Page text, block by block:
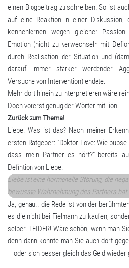
einen Blogbeitrag zu schreiben. So ist
auf eine Reaktion in einer
kennenlernen wegen gleicher
Emotion (nicht zu verwechseln mit
durch Realisation der Situation und
darauf immer stärker werdender
Versuche von Intervention) endete.
Mehr dort hinein zu interpretieren wäre
Doch vorerst genug der Wörter mit -ion.
Zurück zum Thema!
Liebe! Was ist das? Nach meiner
ersten Ratgeber: ”Doktor Love: Wie
dass mein Partner es hört?” bereits
Defintion von Liebe:
Liebe ist eine hormonelle Störung, die
bewusste Wahrnehmung des Partners hat.
Ja, genau.. die Rede ist von der
es die nicht bei Fielmann zu kaufen,
selber. LEIDER! Wäre schön, wenn man
denn dann könnte man Sie auch dort
– oder sich besser gleich das Geld wieder